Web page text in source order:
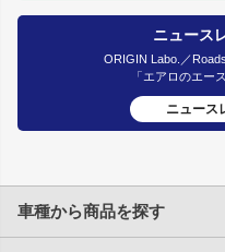
ニュース
ORIGIN Labo.／
「エアロのエー
ニュース
車種から商品を探す